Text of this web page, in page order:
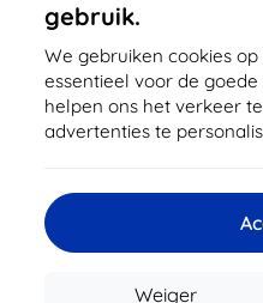
gebruik.
We gebruiken cookies
essentieel voor de
helpen ons het verkeer
advertenties te
Weiger
€ 21,90
€ 19,71
Op voorraad: 3 stuks